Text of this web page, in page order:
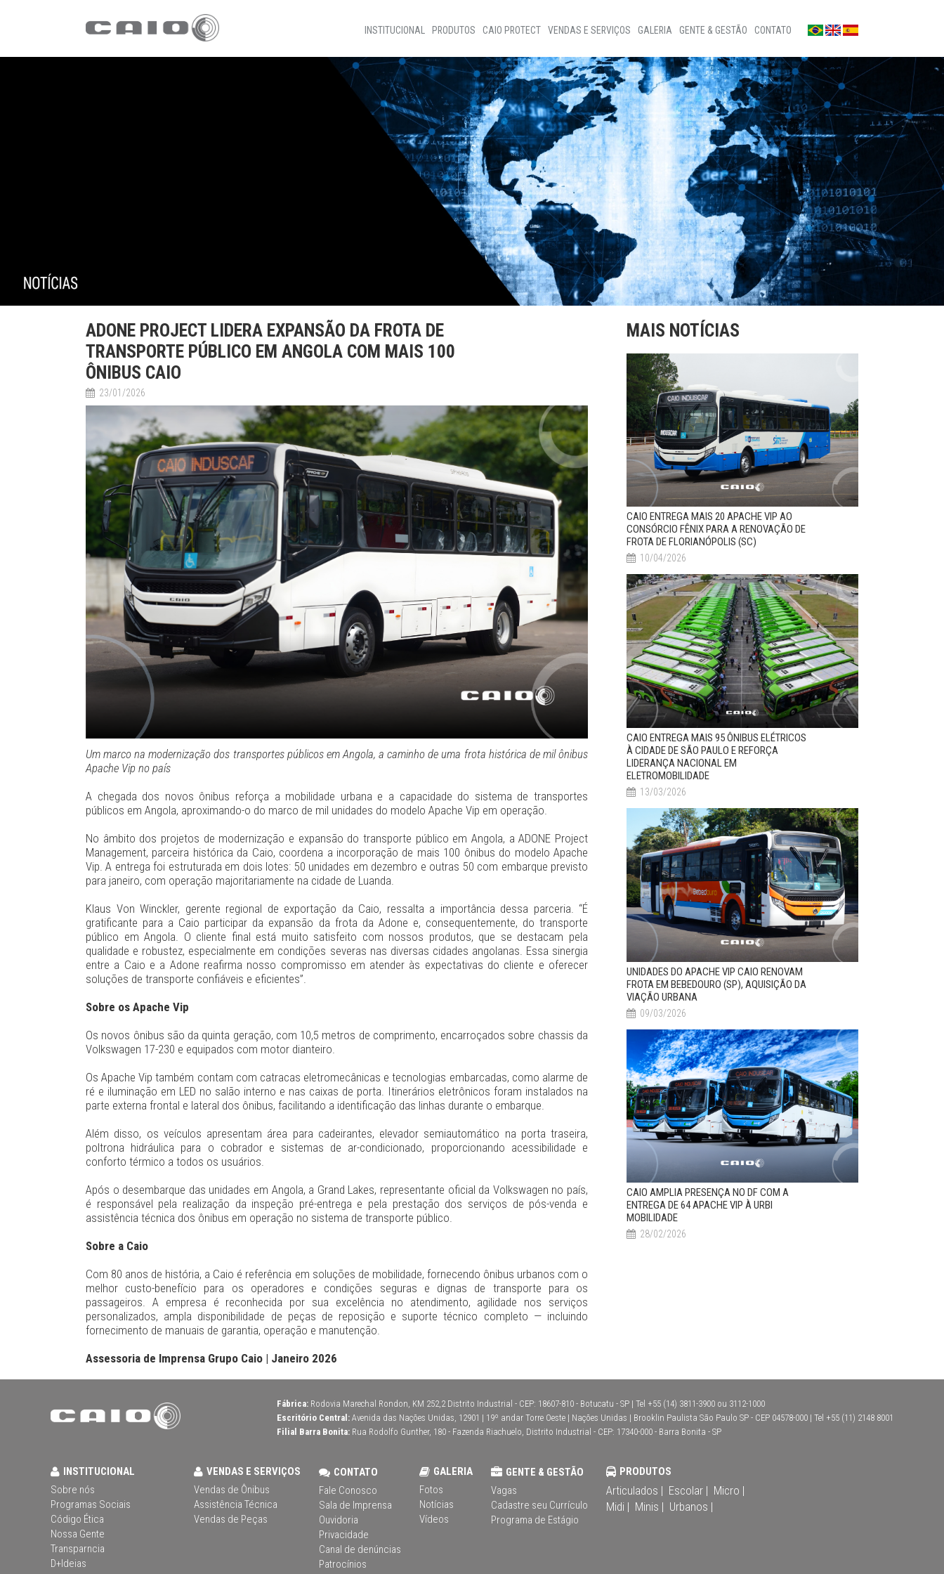
INSTITUCIONAL
Sobre nós
Programas Sociais
Código de ètica
Nossa Gente
Transparência
PRODUTOS CAIO PROTECT
VENDAS E SERVIÇOS
Vendas de Peças
Assistência Técnica
GALERIA
Notícias
Vídeos
GENTE & GESTÃO
CONTATO
Sala de imprensa
Ouvidoria
Privacidade
Canal de denúncias
Patrocínios
ADONE PROJECT LIDERA EXPANSÃO DA FROTA DE
TRANSPORTE PÚBLICO EM ANGOLA COM MAIS 100
ÔNIBUS CAIO
23/01/2026
Um marco na modernização dos transportes públicos em Angola, a caminho de uma frota histórica de mil ônibus
Apache Vip no país
A chegada dos novos ônibus reforça a mobilidade urbana e a capacidade do sistema de transportes
públicos em Angola, aproximando-o do marco de mil unidades do modelo Apache Vip em operação.
No âmbito dos projetos de modernização e expansão do transporte público em Angola, a ADONE Project
Management, parceira histórica da Caio, coordena a incorporação de mais 100 ônibus do modelo Apache
Vip. A entrega foi estruturada em dois lotes: 50 unidades em dezembro e outras 50 com embarque previsto
para janeiro, com operação majoritariamente na cidade de Luanda.
Klaus Von Winckler, gerente regional de exportação da Caio, ressalta a importância dessa parceria. “É
gratificante para a Caio participar da expansão da frota da Adone e, consequentemente, do transporte
público em Angola. O cliente final está muito satisfeito com nossos produtos, que se destacam pela
qualidade e robustez, especialmente em condições severas nas diversas cidades angolanas. Essa sinergia
entre a Caio e a Adone reafirma nosso compromisso em atender às expectativas do cliente e oferecer
soluções de transporte confiáveis e eficientes”.
Sobre os Apache Vip
Os novos ônibus são da quinta geração, com 10,5 metros de comprimento, encarroçados sobre chassis da
Volkswagen 17-230 e equipados com motor dianteiro.
Os Apache Vip também contam com catracas eletromecânicas e tecnologias embarcadas, como alarme de
ré e iluminação em LED no salão interno e nas caixas de porta. Itinerários eletrônicos foram instalados na
parte externa frontal e lateral dos ônibus, facilitando a identificação das linhas durante o embarque.
Além disso, os veículos apresentam área para cadeirantes, elevador semiautomático na porta traseira,
poltrona hidráulica para o cobrador e sistemas de ar-condicionado, proporcionando acessibilidade e
conforto térmico a todos os usuários.
Após o desembarque das unidades em Angola, a Grand Lakes, representante oficial da Volkswagen no país,
é responsável pela realização da inspeção pré-entrega e pela prestação dos serviços de pós-venda e
assistência técnica dos ônibus em operação no sistema de transporte público.
Sobre a Caio
Com 80 anos de história, a Caio é referência em soluções de mobilidade, fornecendo ônibus urbanos com o
melhor custo-benefício para os operadores e condições seguras e dignas de transporte para os
passageiros. A empresa é reconhecida por sua excelência no atendimento, agilidade nos serviços
personalizados, ampla disponibilidade de peças de reposição e suporte técnico completo — incluindo
fornecimento de manuais de garantia, operação e manutenção.
Assessoria de Imprensa Grupo Caio | Janeiro 2026
MAIS NOTÍCIAS
CAIO ENTREGA MAIS 20 APACHE VIP AO
CONSÓRCIO FÊNIX PARA A RENOVAÇÃO DE
FROTA DE FLORIANÓPOLIS (SC)
10/04/2026
CAIO ENTREGA MAIS 95 ÔNIBUS ELÉTRICOS
À CIDADE DE SÃO PAULO E REFORÇA
LIDERANÇA NACIONAL EM
ELETROMOBILIDADE
13/03/2026
UNIDADES DO APACHE VIP CAIO RENOVAM
FROTA EM BEBEDOURO (SP), AQUISIÇÃO DA
VIAÇÃO URBANA
09/03/2026
CAIO AMPLIA PRESENÇA NO DF COM A
ENTREGA DE 64 APACHE VIP À URBI
MOBILIDADE
28/02/2026
Fábrica: Rodovia Marechal Rondon, KM 252,2 Distrito Industrial - CEP: 18607-810 - Botucatu - SP | Tel +55 (14) 3811-3900 ou 3112-1000
Escritório Central: Avenida das Nações Unidas, 12901 | 19º andar Torre Oeste | Nações Unidas | Brooklin Paulista São Paulo SP - CEP 04578-000 | Tel +55 (11) 2148 8001
Filial Barra Bonita: Rua Rodolfo Gunther, 180 - Fazenda Riachuelo, Distrito Industrial - CEP: 17340-000 - Barra Bonita - SP
INSTITUCIONAL
Sobre nós
Programas Sociais
Código Ética
Nossa Gente
Transparncia
D+Ideias
VENDAS E SERVIÇOS
Vendas de Ônibus
Assistência Técnica
Vendas de Peças
CONTATO
Fale Conosco
Sala de Imprensa
Ouvidoria
Privacidade
Canal de denúncias
Patrocínios
GALERIA
Fotos
Notícias
Vídeos
GENTE & GESTÃO
Vagas
Cadastre seu Currículo
Programa de Estágio
PRODUTOS
Articulados | Escolar | Micro |
Midi | Minis | Urbanos |